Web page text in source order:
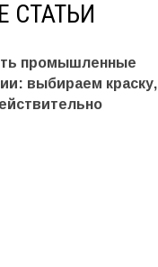
СТАТЬИ
промышленные
выбираем краску,